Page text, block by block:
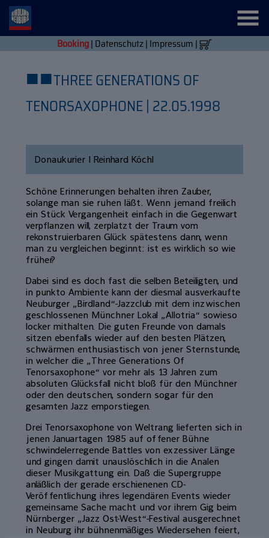
Booking| Datenschutz| Impressum |
■■THREE GENERATIONS OF
TENORSAXOPHONE | 22.05.1998
Donaukurier | Reinhard Köchl
Schöne Erinnerungen behalten ihren Zauber,
solange man sie ruhen läßt. Wenn jemand freilich
ein Stück Vergangenheit einfach in die Gegenwart
verpflanzen will, zerplatzt der Traum vom
rekonstruierbaren Glück spätestens dann, wenn
man zu vergleichen beginnt: ist es wirklich so wie
früher?
Dabei sind es doch fast die selben Beteiligten, und
in punkto Ambiente kann der diesmal ausverkaufte
Neuburger „Birdland“-Jazzclub mit dem inzwischen
geschlossenen Münchner Lokal „Allotria“ sowieso
locker mithalten. Die guten Freunde von damals
sitzen ebenfalls wieder auf den besten Plätzen,
schwärmen enthusiastisch von jener Sternstunde,
in welcher die „Three Generations Of
Tenorsaxophone“ vor mehr als 13 Jahren zum
absoluten Glücksfall nicht bloß für den Münchner
oder den deutschen, sondern sogar für den
gesamten Jazz emporstiegen.
Drei Tenorsaxophone von Weltrang lieferten sich in
jenen Januartagen 1985 auf offener Bühne
schwindelerregende Battles von exzessiver Länge
und gingen damit unauslöschlich in die Analen
dieser Musikgattung ein. Daß die Supergruppe
anläßlich der gerade erschienenen CD-
Veröffentlichung ihres legendären Events wieder
gemeinsame Sache macht und vor ihrem Gig beim
Nürnberger „Jazz Ost-West“-Festival ausgerechnet
in Neuburg ihr bühnenmäßiges Wiedersehen feiert,